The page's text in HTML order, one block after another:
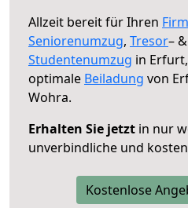
Allzeit bereit für Ihren
Seniorenumzug, Tresor– &
Studentenumzug in Erfurt,
optimale Beiladung von
Wohra.
Erhalten Sie jetzt in nur
unverbindliche und
Kostenlose